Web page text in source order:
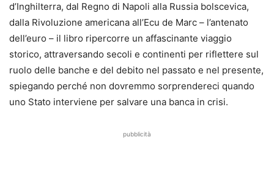
d’Inghilterra, dal Regno di Napoli alla Russia bolscevica,
dalla Rivoluzione americana all’Ecu de Marc – l’antenato
dell’euro – il libro ripercorre un affascinante viaggio
storico, attraversando secoli e continenti per riflettere sul
ruolo delle banche e del debito nel passato e nel presente,
spiegando perché non dovremmo sorprendereci quando
uno Stato interviene per salvare una banca in crisi.
pubblicità